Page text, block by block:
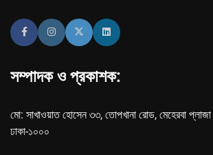
সম্পাদক ও প্রকাশক:
মো: সাখাওয়াত হোসেন ৩৩, তোপখানা রোড, মেহেরবা
ঢাকা-১০০০